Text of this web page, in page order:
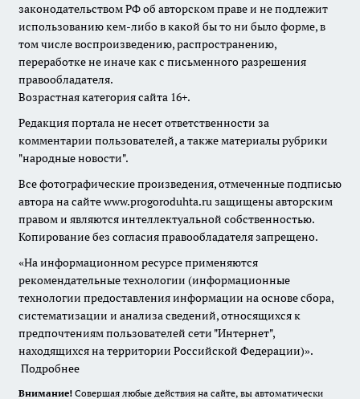
законодательством РФ об авторском праве и не подлежит
использованию кем-либо в какой бы то ни было форме, в
том числе воспроизведению, распространению,
переработке не иначе как с письменного разрешения
правообладателя.
Возрастная категория сайта 16+.
Редакция портала не несет ответственности за
комментарии пользователей, а также материалы рубрики
"народные новости".
Все фотографические произведения, отмеченные подписью
автора на сайте www.progoroduhta.ru защищены авторским
правом и являются интеллектуальной собственностью.
Копирование без согласия правообладателя запрещено.
«На информационном ресурсе применяются
рекомендательные технологии (информационные
технологии предоставления информации на основе сбора,
систематизации и анализа сведений, относящихся к
предпочтениям пользователей сети "Интернет",
находящихся на территории Российской Федерации)».
Подробнее
Внимание! Совершая любые действия на сайте, вы автоматически